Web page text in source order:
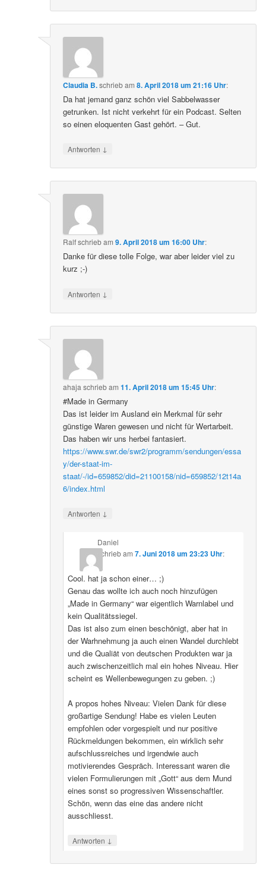
Claudia B.schriebam8. April 2018 um 21:16 Uhr:
Da hat jemand ganz schön viel Sabbelwasser
getrunken. Ist nicht verkehrt für ein Podcast. Selten
so einen eloquenten Gast gehört. – Gut.
Antworten ↓
Ralfschriebam9. April 2018 um 16:00 Uhr:
Danke für diese tolle Folge, war aber leider viel zu
kurz ;-)
Antworten ↓
ahaja schriebam11. April 2018 um 15:45 Uhr:
#Made in Germany
Das ist leider im Ausland ein Merkmal für sehr
günstige Waren gewesen und nicht für Wertarbeit.
Das haben wir uns herbei fantasiert.
https://www.swr.de/swr2/programm/sendungen/essa
y/der-staat-im-
staat/-/id=659852/did=21100158/nid=659852/12t14a
6/index.html
Antworten ↓
Daniel
schriebam 7. Juni 2018 um 23:23 Uhr:
Cool. hat ja schon einer… ;)
Genau das wollte ich auch noch hinzufügen
„Made in Germany“ war eigentlich Warnlabel und
kein Qualitätssiegel.
Das ist also zum einen beschönigt, aber hat in
der Warhnehmung ja auch einen Wandel durchlebt
und die Qualiät von deutschen Produkten war ja
auch zwischenzeitlich mal ein hohes Niveau. Hier
scheint es Wellenbewegungen zu geben. ;)
A propos hohes Niveau: Vielen Dank für diese
großartige Sendung! Habe es vielen Leuten
empfohlen oder vorgespielt und nur positive
Rückmeldungen bekommen, ein wirklich sehr
aufschlussreiches und irgendwie auch
motivierendes Gespräch. Interessant waren die
vielen Formulierungen mit „Gott“ aus dem Mund
eines sonst so progressiven Wissenschaftler.
Schön, wenn das eine das andere nicht
ausschliesst.
Antworten ↓